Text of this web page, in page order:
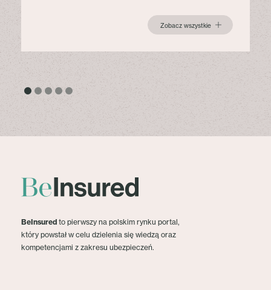
Zobacz wszystkie
BeInsured to pierwszy na polskim rynku portal,
który powstał w celu dzielenia się wiedzą oraz
kompetencjami z zakresu ubezpieczeń.